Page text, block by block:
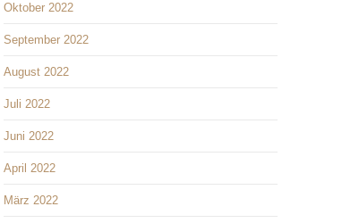
Oktober 2022
September 2022
August 2022
Juli 2022
Juni 2022
April 2022
März 2022